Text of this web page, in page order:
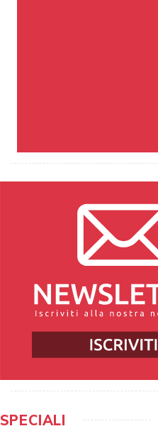
SPECIALI